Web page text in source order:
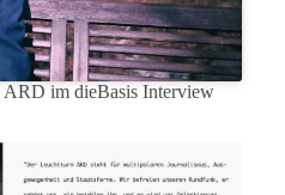
im dieBasis Interview